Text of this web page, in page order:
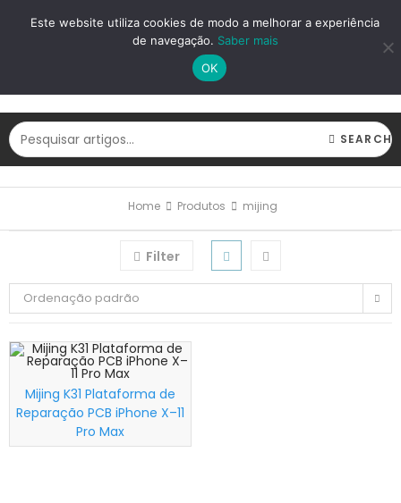
LOGIN REGISTAR
SEARCH
Home Produtos mijing
Filter
Ordenação padrão
Mijing K31 Plataforma de
Reparação PCB iPhone X–11
Pro Max
Este website utiliza cookies de modo a melhorar a experiência
de navegação. Saber mais
OK